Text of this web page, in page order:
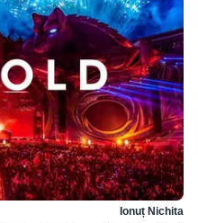
Ionuț Nichita